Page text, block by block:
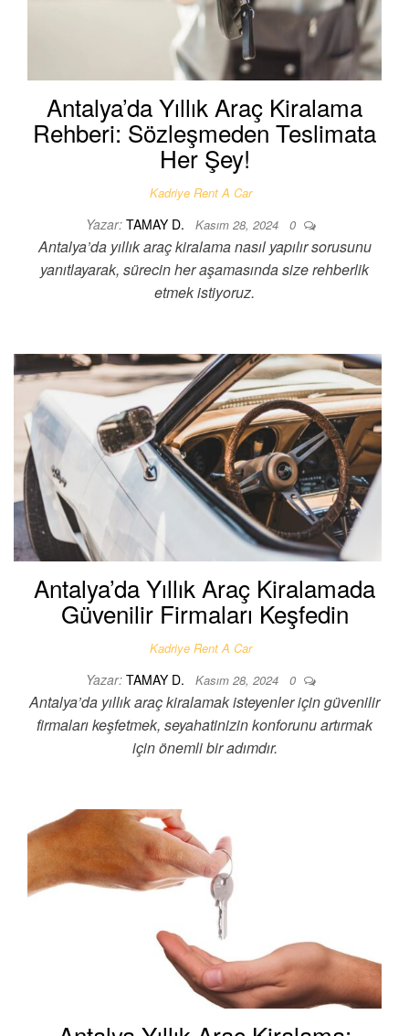
Antalya’da Yıllık Araç Kiralama
Rehberi: Sözleşmeden Teslimata
Her Şey!
Kadriye Rent A Car
Yazar: TAMAY D. Kasım 28, 2024 0
Antalya’da yıllık araç kiralama nasıl yapılır sorusunu
yanıtlayarak, sürecin her aşamasında size rehberlik
etmek istiyoruz.
Antalya’da Yıllık Araç Kiralamada
Güvenilir Firmaları Keşfedin
Kadriye Rent A Car
Yazar: TAMAY D. Kasım 28, 2024 0
Antalya’da yıllık araç kiralamak isteyenler için güvenilir
firmaları keşfetmek, seyahatinizin konforunu artırmak
için önemli bir adımdır.